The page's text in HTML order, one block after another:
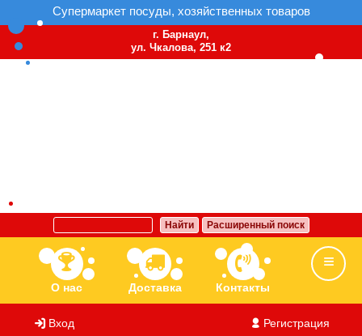
Супермаркет посуды, хозяйственных товаров
г. Барнаул,
ул. Чкалова, 251 к2
Найти Расширенный поиск
О нас Доставка Контакты
Вход Регистрация